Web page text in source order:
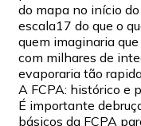
do mapa no início
escala17 do que o
quem imaginaria
com milhares de
evaporaria tão
A FCPA: histórico e
É importante
básicos da FCPA